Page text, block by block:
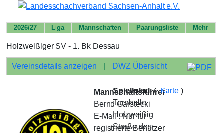
2026/27 Liga Mannschaften Paarungsliste Mehr
Holzweißiger SV - 1. Bk Dessau
Vereinsdetails anzeigen DWZ Übersicht
Mannschaftsführer
Bernd Garstecki
E-Mail : Nur für
registrierte Benutzer
Spiellokal(Karte)
Turnhalle
Holzweißig
Straße des